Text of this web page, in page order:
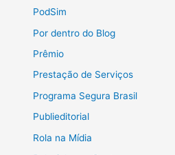
PodSim
Por dentro do Blog
Prêmio
Prestação de Serviços
Programa Segura Brasil
Publieditorial
Rola na Mídia